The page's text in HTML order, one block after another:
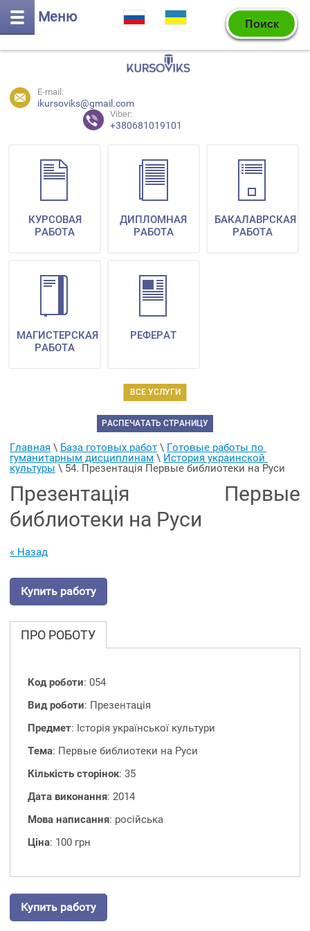
Меню
E-mail:
ikursoviks@gmail.com
Viber:
+380681019101
ВСЕ УСЛУГИ
КУРСОВАЯ
РАБОТА
ДИПЛОМНАЯ
РАБОТА
БАКАЛАВРСКАЯ
РАБОТА
МАГИСТЕРСКАЯ
РАБОТА
РЕФЕРАТ
РАСПЕЧАТАТЬ СТРАНИЦУ
Главная \ База готовых работ \ Готовые работы по
гуманитарным дисциплинам \ История украинской
культуры \ 54. Презентація Первые библиотеки на Руси
Презентація Первые
библиотеки на Руси
« Назад
Купить работу
ПРО РОБОТУ
Код роботи: 054
Вид роботи: Презентація
Предмет: Історія української культури
Тема: Первые библиотеки на Руси
Кількість сторінок: 35
Дата виконання: 2014
Мова написання: російська
Ціна: 100 грн
Купить работу